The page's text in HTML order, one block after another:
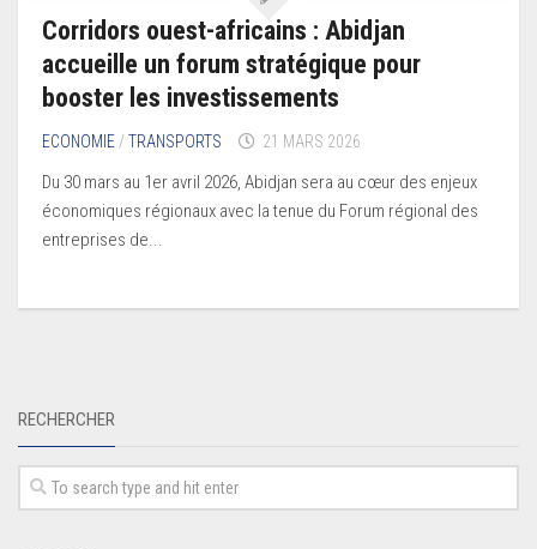
Corridors ouest-africains : Abidjan
accueille un forum stratégique pour
booster les investissements
ECONOMIE /TRANSPORTS 21 MARS 2026
Du 30 mars au 1er avril 2026, Abidjan sera au cœur des enjeux
économiques régionaux avec la tenue du Forum régional des
entreprises de...
RECHERCHER